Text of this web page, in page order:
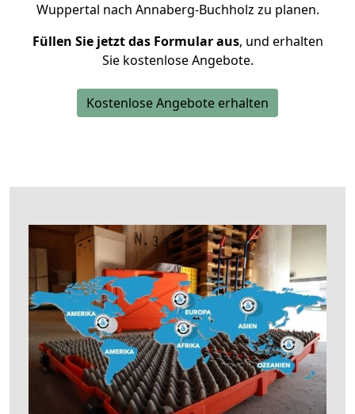
Wuppertal nach Annaberg-Buchholz zu planen.
Füllen Sie jetzt das Formular aus, und erhalten
Sie kostenlose Angebote.
Kostenlose Angebote erhalten